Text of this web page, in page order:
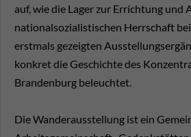
auf, wie die Lager zur Errichtung und
nationalsozialistischen Herrschaft
erstmals gezeigten
konkret die Geschichte des
Brandenburg beleuchtet.
Die Wanderausstellung ist ein